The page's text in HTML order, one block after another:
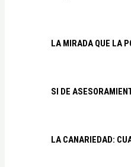
LA MIRADA QUE LA
SI DE
LA CANARIEDAD: